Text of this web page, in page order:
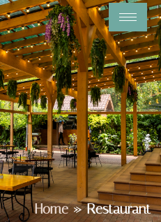
Home»Restaurant